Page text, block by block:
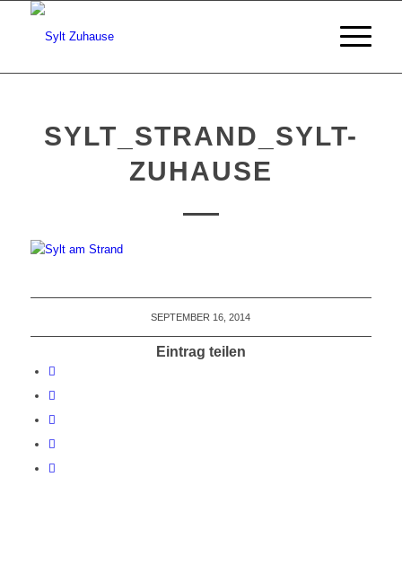
SYLT_STRAND_SYLT-
ZUHAUSE
SEPTEMBER 16, 2014
Eintrag teilen